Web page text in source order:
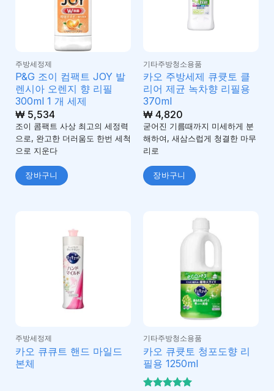
주방세정제
P&G 조이 컴팩트 JOY 발
렌시아 오렌지 향 리필
300ml 1 개 세제
₩5,534
조이 콤팩트 사상 최고의 세정력
으로, 완고한 더러움도 한번 세척
으로 지운다
장바구니
기타주방청소용품
카오 주방세제 큐큣토 클
리어 제균 녹차향 리필용
370ml
₩4,820
굳어진 기름때까지 미세하게 분
해하여, 새삼스럽게 청결한 마무
리로
장바구니
주방세정제
카오 큐큐트 핸드 마일드
본체
기타주방청소용품
카오 큐큣토 청포도향 리
필용 1250ml